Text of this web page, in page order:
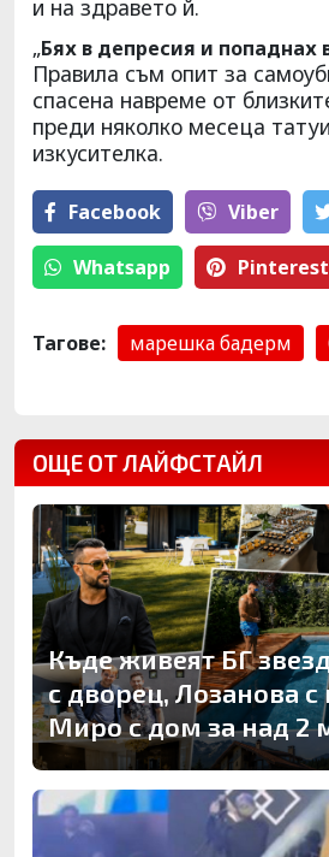
и на здравето й.
„Бях в депресия и попаднах
Правила съм опит за
спасена навреме от
преди няколко месеца
изкусителка.
Facebook Viber
Whatsapp Pinterest
Тагове: марешка бадерм
ОЩЕ ОТ ЛАЙФСТАЙЛ
Къде живеят БГ
с дворец, Лозанова
Миро с дом за над 2